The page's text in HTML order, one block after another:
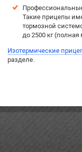
Такие прицепы
тормозной
до 2500 кг (полная
Изотермические
разделе.